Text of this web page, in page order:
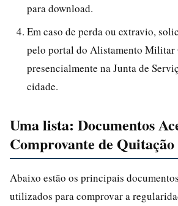
para download.
Em caso de perda ou extravio,
pelo portal do Alistamento Militar
presencialmente na Junta de
cidade.
Uma lista: Documentos
Comprovante de
Abaixo estão os principais
utilizados para comprovar a